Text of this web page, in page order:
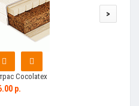
Cocolatex
р.
>